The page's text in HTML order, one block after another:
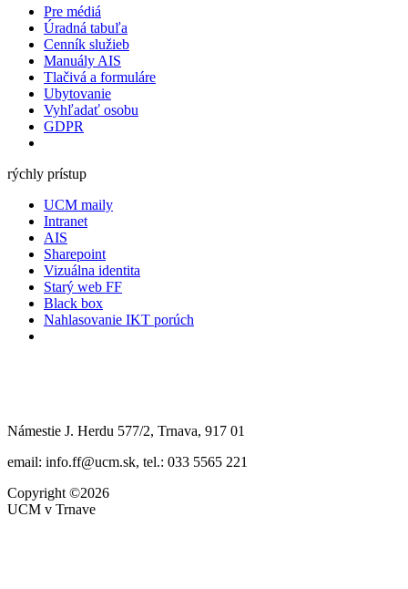
Pre médiá
Úradná tabuľa
Cenník služieb
Manuály AIS
Tlačivá a formuláre
Ubytovanie
Vyhľadať osobu
GDPR
rýchly prístup
UCM maily
Intranet
AIS
Sharepoint
Vizuálna identita
Starý web FF
Black box
Nahlasovanie IKT porúch
Námestie J. Herdu 577/2, Trnava, 917 01
email: info.ff@ucm.sk, tel.: 033 5565 221
Copyright ©2026
UCM v Trnave